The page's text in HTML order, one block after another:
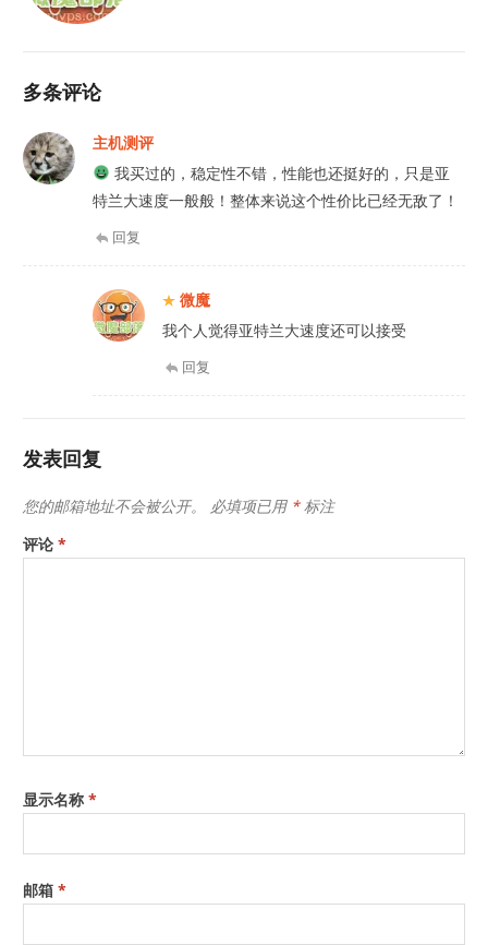
多条评论
主机测评
我买过的，稳定性不错，性能也还挺好的，只是亚
特兰大速度一般般！整体来说这个性价比已经无敌了！
回复
微魔
我个人觉得亚特兰大速度还可以接受
回复
发表回复
您的邮箱地址不会被公开。 必填项已用 *标注
评论*
显示名称*
邮箱*